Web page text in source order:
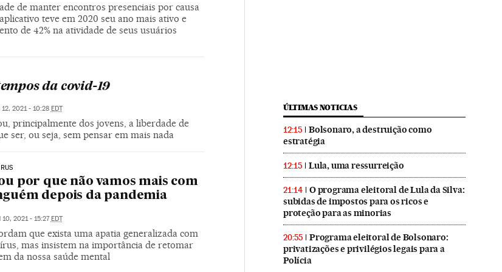
de manter encontros presenciais por causa
teve em 2020 seu ano mais ativo e
de 42% na atividade de seus usuários
da covid-19
12, 2021 - 10:28 EDT
principalmente dos jovens, a liberdade de
ser, ou seja, sem pensar em mais nada
por que não vamos mais com
depois da pandemia
10, 2021 - 15:27 EDT
que exista uma apatia generalizada com
mas insistem na importância de retomar
da nossa saúde mental
ÚLTIMAS NOTICIAS
12:15
Bolsonaro, a destruição como
estratégia
12:15 Lula, uma ressurreição
21:14
O programa eleitoral de Lula da Silva:
subidas de impostos para os ricos e
proteção para as minorias
20:55
Programa eleitoral de Bolsonaro:
privatizações e privilégios legais para a
Polícia